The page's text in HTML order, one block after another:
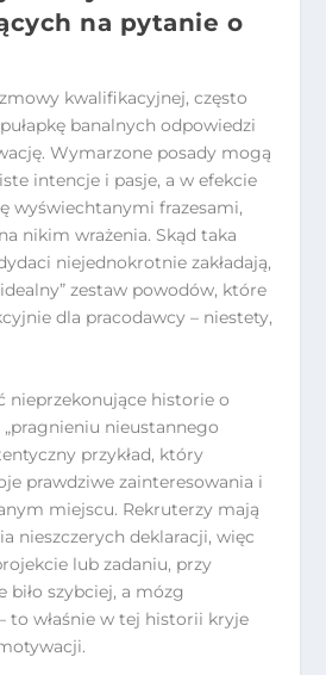
na pytanie o
kwalifikacyjnej, często
banalnych odpowiedzi
Wymarzone posady mogą
intencje i pasje, a w efekcie
wyświechtanymi frazesami,
nikim wrażenia. Skąd taka
niejednokrotnie zakładają,
zestaw powodów, które
dla pracodawcy – niestety,
nieprzekonujące historie o
„pragnieniu nieustannego
przykład, który
prawdziwe zainteresowania i
miejscu. Rekruterzy mają
nieszczerych deklaracji, więc
lub zadaniu, przy
biło szybciej, a mózg
to właśnie w tej historii kryje